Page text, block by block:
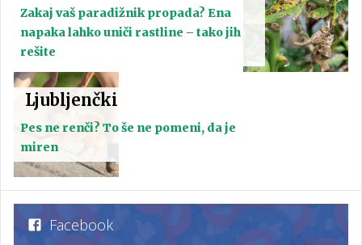
Zakaj vaš paradižnik propada? Ena
napaka lahko uniči rastline – tako jih
rešite
Ljubljenčki
Pes ne renči? To še ne pomeni, da je
miren
Facebook